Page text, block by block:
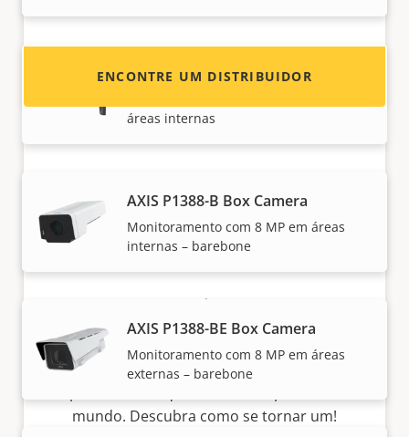
AXIS P1388 Box Camera
áreas internas
AXIS P1388-B Box Camera
Monitoramento com 8 MP em áreas
internas – barebone
AXIS P1388-BE Box Camera
Monitoramento com 8 MP em áreas
externas – barebone
ENCONTRE UM DISTRIBUIDOR
Torne-se um parceiro
Você é um revendedor, distribuidor,
integrador de sistemas ou instalador? Temos
mundo. Descubra como se tornar um!